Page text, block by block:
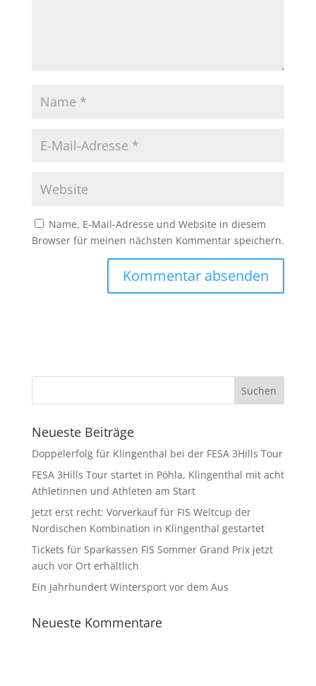
Name, E-Mail-Adresse und Website in diesem
Browser für meinen nächsten Kommentar speichern.
Neueste Beiträge
Doppelerfolg für Klingenthal bei der FESA 3Hills Tour
FESA 3Hills Tour startet in Pöhla, Klingenthal mit acht
Athletinnen und Athleten am Start
Jetzt erst recht: Vorverkauf für FIS Weltcup der
Nordischen Kombination in Klingenthal gestartet
Tickets für Sparkassen FIS Sommer Grand Prix jetzt
auch vor Ort erhältlich
Ein Jahrhundert Wintersport vor dem Aus
Neueste Kommentare